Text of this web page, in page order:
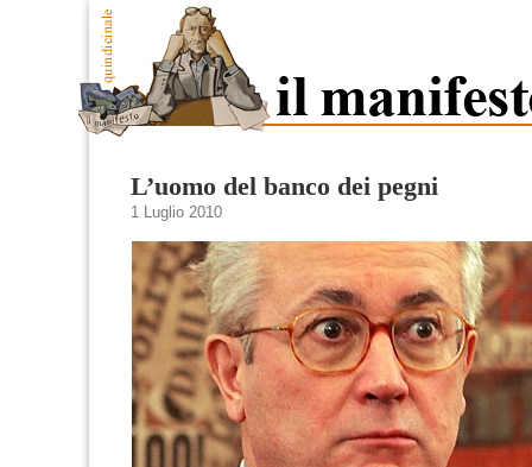
L’uomo del banco dei pegni
1 Luglio 2010